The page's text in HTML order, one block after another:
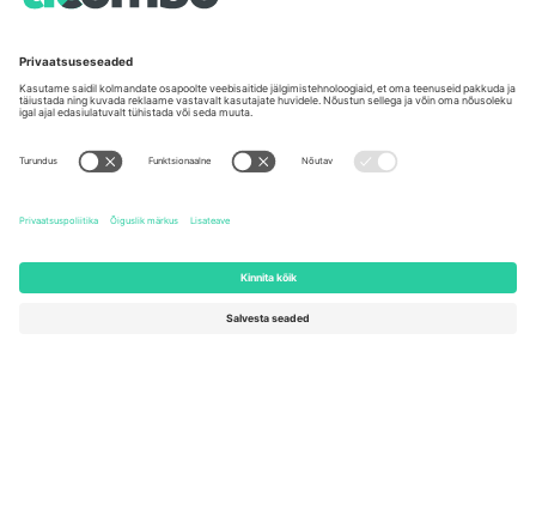
Germany
Unter den Linden 24, 10117
Berlin, Germany
United Kingdom
London, EC1V 1AW, United
United States
131 Continental Dr, Suite 305,
Newark, Delaware 19713, United
Dorfstrasse 52a, 6390
Engelberg, Switzerland